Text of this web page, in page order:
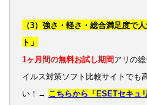
（3）強さ・軽さ・総合満足度で
ト」
1ヶ月間の無料お試し期間アリの
イルス対策ソフト比較サイトでも
い！→ こちらから「ESETセキュ